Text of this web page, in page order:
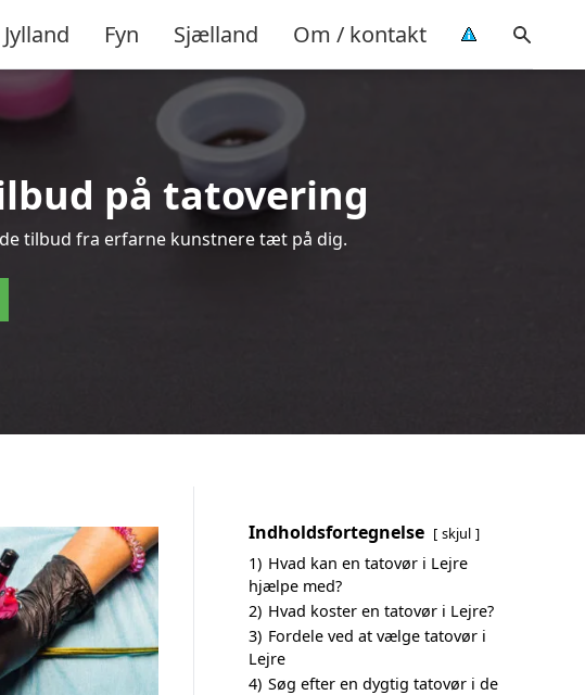
Jylland Fyn Sjælland Om / kontakt
på tatovering
tilbud fra erfarne kunstnere tæt på dig.
Indholdsfortegnelse skjul
1) Hvad kan en tatovør i Lejre
hjælpe med?
2) Hvad koster en tatovør i Lejre?
3) Fordele ved at vælge tatovør i
Lejre
4) Søg efter en dygtig tatovør i de